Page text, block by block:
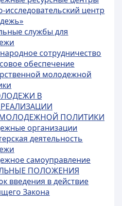
исследовательский центр
службы для
сотрудничество
обеспечение
молодежной
В
МОЛОДЕЖНОЙ ПОЛИТИКИ
организации
деятельность
самоуправление
ПОЛОЖЕНИЯ
введения в действие
Закона